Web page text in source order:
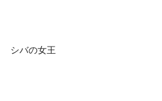
シバの女王